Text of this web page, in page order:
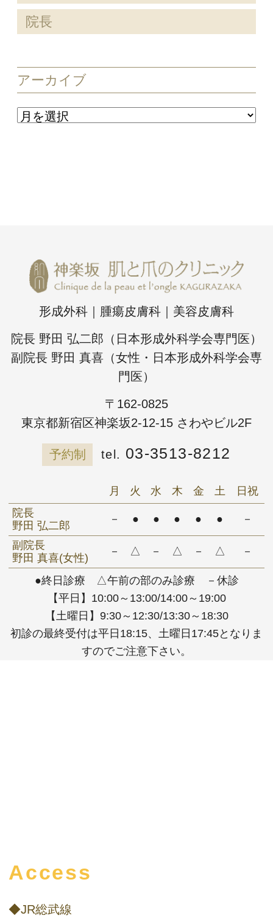
院長
アーカイブ
形成外科｜腫瘍皮膚科｜美容皮膚科
院長 野田 弘二郎（日本形成外科学会専門医）
副院長 野田 真喜（女性・日本形成外科学会専
門医）
〒162-0825
東京都新宿区神楽坂2-12-15 さわやビル2F
予約制 03-3513-8212
●終日診療 △午前の部のみ診療 －休診
【平日】10:00～13:00/14:00～19:00
【土曜日】9:30～12:30/13:30～18:30
初診の最終受付は平日18:15、土曜日17:45となりま
すのでご注意下さい。
月 火 水 木 金 土
日祝
院長
野田 弘二郎
－ ● ● ● ● ● －
副院長
野田 真喜(女性)
－ △ － △ － △ －
Access
◆JR総武線